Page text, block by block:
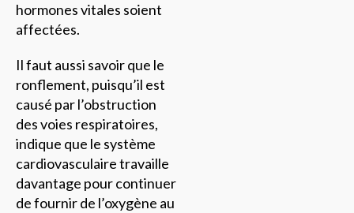
hormones vitales soient
affectées.
Il faut aussi savoir que le
ronflement, puisqu’il est
causé par l’obstruction
des voies respiratoires,
indique que le système
cardiovasculaire travaille
davantage pour continuer
de fournir de l’oxygène au